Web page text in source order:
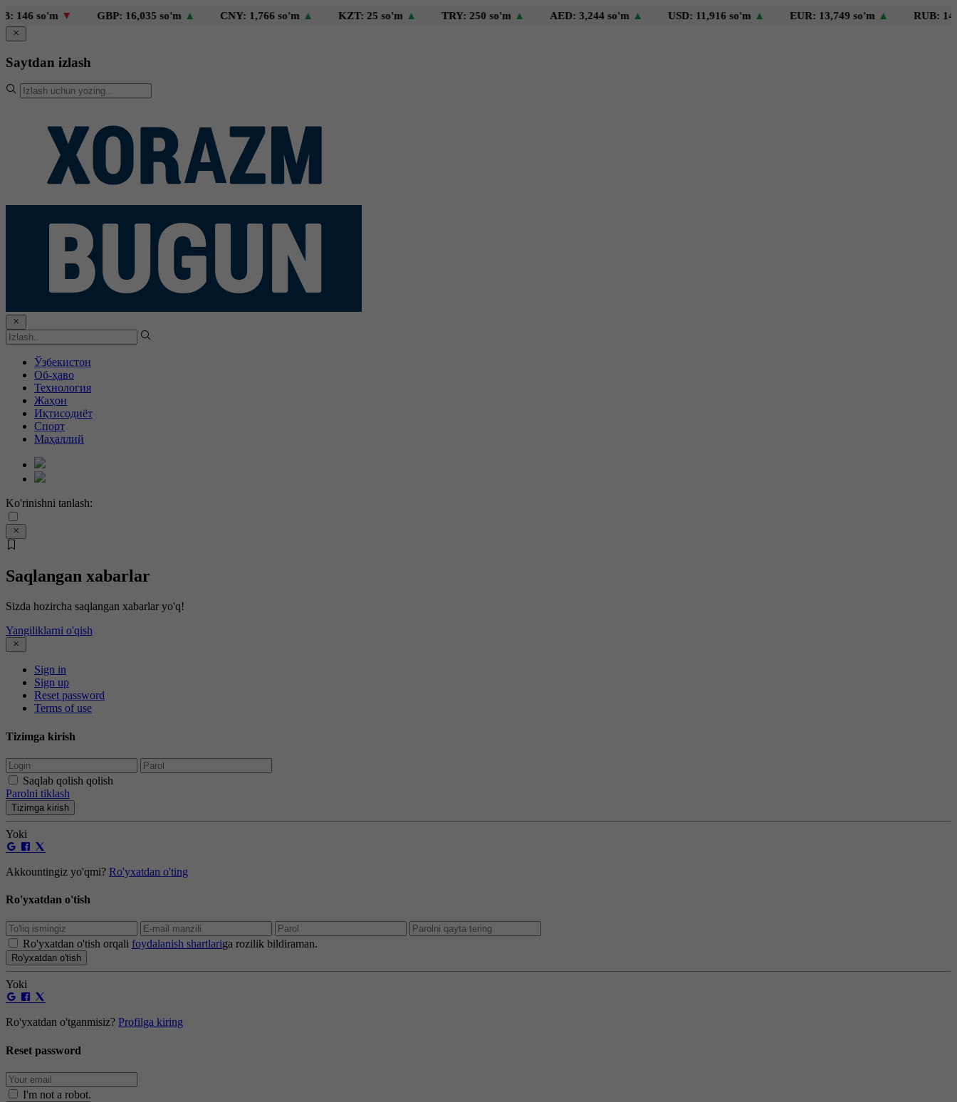
▼ GBP: 16,035 so'm▲ CNY: 1,766 so'm▲ KZT: 25 so'm▲ TRY: 250 so'm▲ AED: 3,244 so'm▲ USD: 11,916 so'm▲ EUR: 13,749 so'm▲ RUB: 146 so'm
Saytdan izlash
Ўзбекистон
Об-ҳаво
Технология
Жаҳон
Иқтисодиёт
Спорт
Маҳаллий
Ko'rinishni tanlash:
Saqlangan xabarlar
Sizda hozircha saqlangan xabarlar yo'q!
Yangiliklarni o'qish
Sign in
Sign up
Reset password
Terms of use
Tizimga kirish
Saqlab qolish qolish
Parolni tiklash
Tizimga kirish
Yoki
Akkountingiz yo'qmi? Ro'yxatdan o'ting
Ro'yxatdan o'tish
Ro'yxatdan o'tish orqali foydalanish shartlariga rozilik bildiraman.
Ro'yxatdan o'tish
Yoki
Ro'yxatdan o'tganmisiz? Profilga kiring
Reset password
I'm not a robot.